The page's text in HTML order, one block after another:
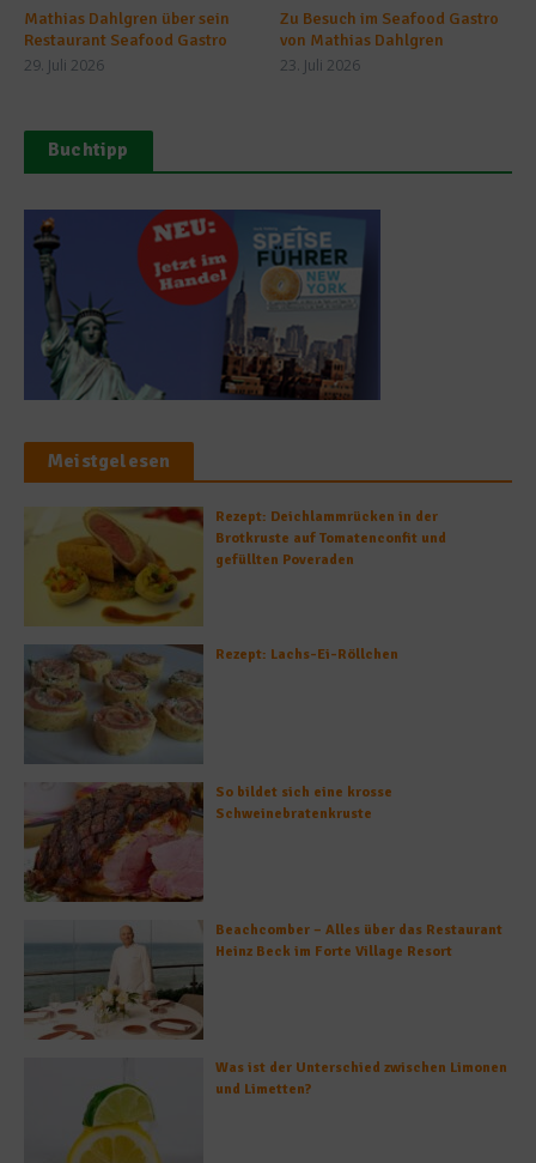
Mathias Dahlgren über sein
Restaurant Seafood Gastro
29. Juli 2026
Zu Besuch im Seafood Gastro
von Mathias Dahlgren
23. Juli 2026
Buchtipp
Meistgelesen
Rezept: Deichlammrücken in der
Brotkruste auf Tomatenconfit und
gefüllten Poveraden
Rezept: Lachs-Ei-Röllchen
So bildet sich eine krosse
Schweinebratenkruste
Beachcomber – Alles über das Restaurant
Heinz Beck im Forte Village Resort
Was ist der Unterschied zwischen Limonen
und Limetten?